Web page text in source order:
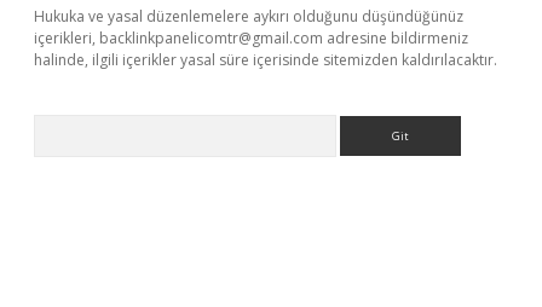
Hukuka ve yasal düzenlemelere aykırı olduğunu düşündüğünüz
içerikleri, backlinkpanelicomtr@gmail.com adresine bildirmeniz
halinde, ilgili içerikler yasal süre içerisinde sitemizden kaldırılacaktır.